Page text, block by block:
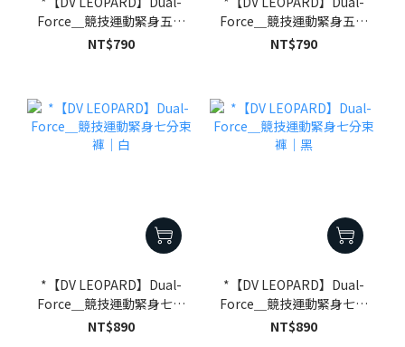
Force＿競技運動緊身五分
束褲｜白
NT$790
Force＿競技運動緊身五分
束褲｜黑
NT$790
*【DV LEOPARD】Dual-
Force＿競技運動緊身七分
束褲｜白
NT$890
*【DV LEOPARD】Dual-
Force＿競技運動緊身七分
束褲｜黑
NT$890